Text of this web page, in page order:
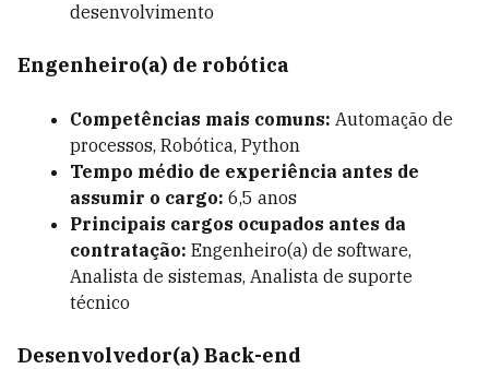
desenvolvimento
Engenheiro(a) de robótica
Competências mais comuns: Automação de
processos, Robótica, Python
Tempo médio de experiência antes de
assumir o cargo: 6,5 anos
Principais cargos ocupados antes da
contratação: Engenheiro(a) de software,
Analista de sistemas, Analista de suporte
técnico
Desenvolvedor(a) Back-end